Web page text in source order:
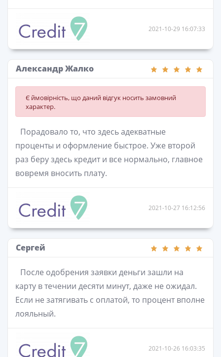
2021-10-29 16:07:33
Александр Жалко
Є ймовірність, що даний відгук носить замовний
характер.
Порадовало то, что здесь адекватные
проценты и оформление быстрое. Уже второй
раз беру здесь кредит и все нормально, главное
вовремя вносить плату.
2021-10-27 16:12:56
Сергей
После одобрения заявки деньги зашли на
карту в течении десяти минут, даже не ожидал.
Если не затягивать с оплатой, то процент вполне
лояльный.
2021-10-26 16:03:35